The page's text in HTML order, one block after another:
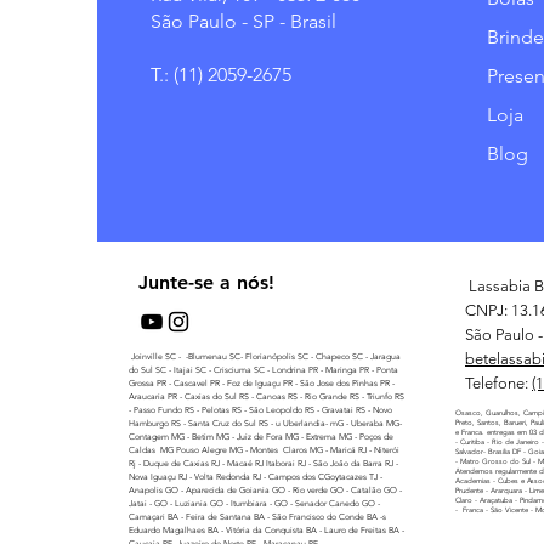
São Paulo - SP - Brasil
T.: (11) 2059-2675
Loja
Blog
Junte-se a nós!
Joinville SC - -Blumenau SC- Florianópolis SC - Chapeco SC - Jaragua
do Sul SC - Itajai SC - Crisciuma SC - Londrina PR - Maringa PR - Ponta
Grossa PR - Cascavel PR - Foz de Iguaçu PR - São Jose dos Pinhas PR -
Araucaria PR - Caxias do Sul RS - Canoas RS - Rio Grande RS - Triunfo RS
- Passo Fundo RS - Pelotas RS - São Leopoldo RS - Gravatai RS - Novo
Hamburgo RS - Santa Cruz do Sul RS - u Uberlandia- mG - Uberaba MG-
Contagem MG - Betim MG - Juiz de Fora MG - Extrema MG - Poços de
Caldas MG Pouso Alegre MG - Montes Claros MG - Maricá RJ - Niterói
Rj - Duque de Caxias RJ - Macaé RJ Itaborai RJ - São Joâo da Barra RJ -
Nova Iguaçu RJ - Volta Redonda RJ - Campos dos CGoytacazes TJ -
Anapolis GO - Aparecida de Goiania GO - Rio verde GO - Catalão GO -
Jatai - GO - Luziania GO - Itumbiara - GO - Senador Canedo GO -
Camaçari BA - Feira de Santana BA - São Francisco do Conde BA -s
Eduardo Magalhaes BA - Vitória da Conquista BA - Lauro de Freitas BA -
Lassabia
CNPJ:
São Paulo
Telefone:
Osasco, Guarulhos,
Preto, Santos, Barueri,
e Franca. entregas em 03
- Curitiba - Rio de Janeiro
Salvador- Brasilia DF -
- Matro Grosso do Sul -
Atendemos regularmente
Academias - Cubes e
Prudente - Ararquara -
Claro - Araçatuba -
- Franca - São Vicente -